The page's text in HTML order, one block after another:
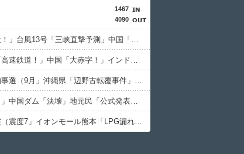
1467
4090
中国「台風接近！」台風13号「三峡直撃予測」中国「上流大洪水！（三峡上流」中国都市「8/5の映像（動画」三峡ダム「緊急放流（決壊危機」中国「下流大水害（震え声」→
インドネシア「高速鉄道！」中国「大赤字！」インドネシア「運営会社の株式購入！（負債対策」中国「はい（巨額負債」インドネシア「700km延伸計画！（実質中止」→
日本「沖縄県知事選（9月」沖縄県「辺野古転覆事件」日教組「同志社批判！（社民系」日本「日教組と全教は対立状態（内ｹﾞﾊﾞ」特別調査委員会「同志社に猛省促す」→
中国「大洪水！」中国ダム「決壊」地元民「公式発表より死者多い！」中国政府「住民拘束！（安否不明」中国当局「救助隊動画も削除」台風13号「三峡ﾀﾞﾑ接近中」→
日本「熊本地震（震度7」イオンモール熊本「LPG漏れて爆発（液化石油ｶﾞｽ」日本「爆発で火災が吹き飛ぶ（爆轟発生説」ハビタ「遺族説明の虚偽を認める（営業部長発言」→